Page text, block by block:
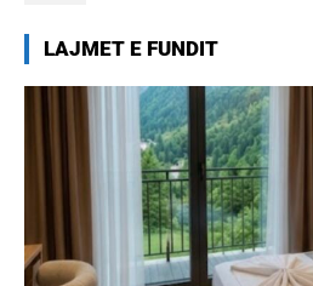
LAJMET E FUNDIT